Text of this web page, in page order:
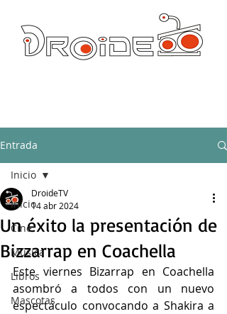
Entrada
Inicio
Cine
Música
Libros
Mascotas
Inicio
Un éxito la presentación de
Bizzarrap en Coachella
DroideTV
14 abr 2024
Este viernes Bizarrap en Coachella
asombró a todos con un nuevo
espectáculo convocando a Shakira a